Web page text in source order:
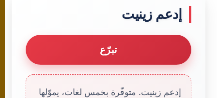
إدعم زينيت
تبرّع
إدعم زينيت. متوفّرة بخمس لغات، يموّلها